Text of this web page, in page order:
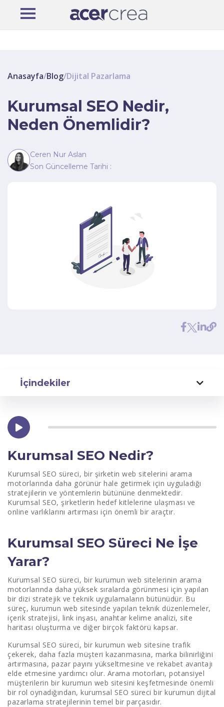
Anasayfa/Blog/Dijital Pazarlama
Kurumsal SEO Nedir,
Neden Önemlidir?
Ceren Nur Aslan
Son Güncelleme Tarihi :
İçindekiler
Kurumsal SEO Süreci Ne İşe Yarar?
Kurumsal SEO Sürecinde Hangi Çalışmalar Bulunur?
Kurumsal SEO Nedir?
Kurumsal SEO süreci, bir şirketin web sitelerini arama
motorlarında daha görünür hale getirmek için uyguladığı
stratejilerin ve yöntemlerin bütününe denmektedir.
Kurumsal SEO, şirketlerin hedef kitlelerine ulaşması ve
online varlıklarını artırması için önemli bir araçtır.
Kurumsal SEO Süreci Ne İşe
Yarar?
Kurumsal SEO süreci, bir kurumun web sitelerinin arama
motorlarında daha yüksek sıralarda görünmesi için yapılan
bir dizi stratejik ve teknik uygulamaların bütünüdür. Bu
süreç, kurumun web sitesinde yapılan teknik düzenlemeler,
içerik stratejisi, link inşası, anahtar kelime analizi, site
haritası oluşturma ve diğer birçok faktörü kapsar.
Kurumsal SEO süreci, bir kurumun web sitesine trafik
çekerek, daha fazla müşteri kazanmasına, marka bilinirliğini
artırmasına, pazar payını yükseltmesine ve rekabet avantajı
elde etmesine yardımcı olur. Arama motorları, potansiyel
müşterilerin bir kurumun web sitesini keşfetmesinde önemli
bir rol oynadığından, kurumsal SEO süreci bir kurumun dijital
pazarlama stratejilerinin temel bir parçasıdır.